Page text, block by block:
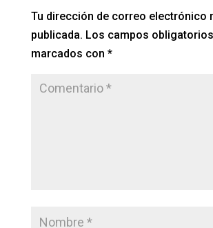
Tu dirección de correo electrónico
publicada. Los campos
marcados con *